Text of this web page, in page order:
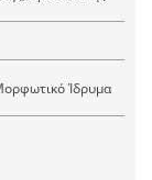
Ίδρυμα